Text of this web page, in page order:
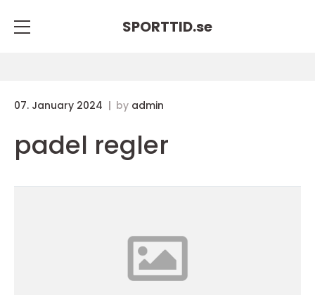
SPORTTID.se
07. January 2024 by admin
padel regler